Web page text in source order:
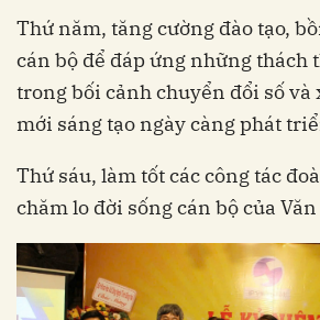
Thứ năm, tăng cường đào tạo,
cán bộ để đáp ứng những thách
trong bối cảnh chuyển đổi số và
mới sáng tạo ngày càng phát
Thứ sáu, làm tốt các công tác
chăm lo đời sống cán bộ của